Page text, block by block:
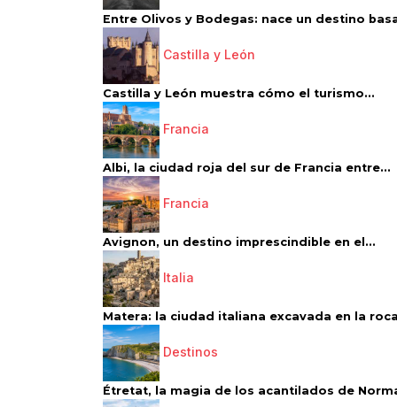
Entre Olivos y Bodegas: nace un destino
Castilla y León
Castilla y León muestra cómo el turismo...
Francia
Albi, la ciudad roja del sur de Francia entre...
Francia
Avignon, un destino imprescindible en el...
Italia
Matera: la ciudad italiana excavada en la
Destinos
Étretat, la magia de los acantilados de